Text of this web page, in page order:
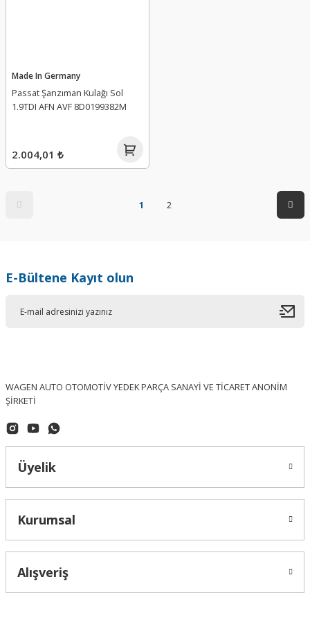
Made In Germany
Passat Şanzıman Kulağı Sol
1.9TDI AFN AVF 8D0199382M
2.004,01 ₺
1 2
E-Bültene Kayıt olun
WAGEN AUTO OTOMOTİV YEDEK PARÇA SANAYİ VE TİCARET ANONİM
ŞİRKETİ
Üyelik
Kurumsal
Alışveriş